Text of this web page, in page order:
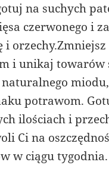
na suchych
czerwonego i
i
i unikaj towarów
naturalnego
potrawom.
ilościach i
Ci na
w ciągu tygodnia.